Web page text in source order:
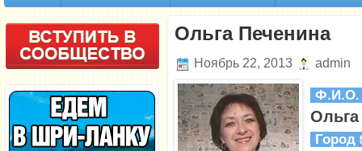
Ольга Печенина
Ноябрь 22, 2013 admin
Город